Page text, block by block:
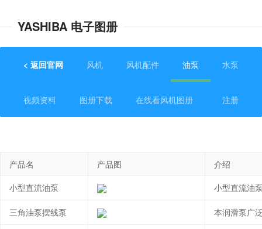
YASHIBA 电子图册
< 返回官网 风机 风机配件 油泵 水泵
视频资料 图册下载 在线看风机图册 注册
产品名 产品图
介绍
小型直流油泵
小型直流油
三角油泵摆线泵 本润滑泵广